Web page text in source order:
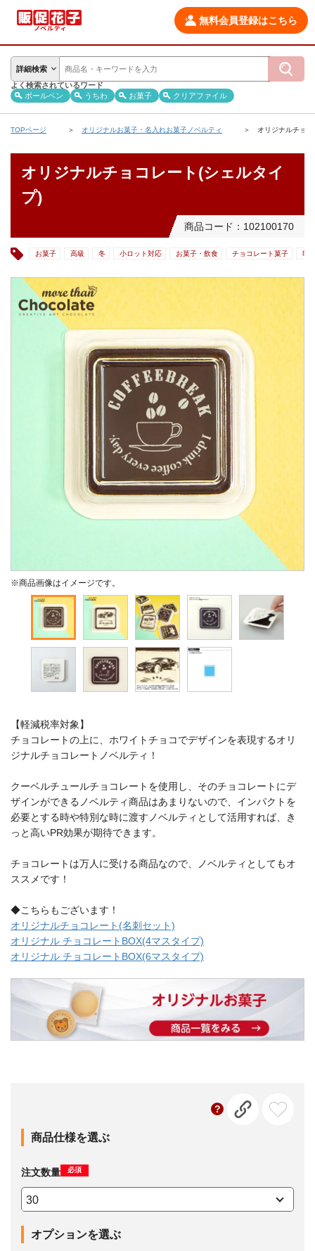
無料会員登録はこちら
詳細検索
よく検索されているワード
ボールペン
うちわ お菓子 クリアファイル
TOPページ オリジナルお菓子・名入れお菓子ノベルティ オリジナルチョ
オリジナルチョコレート(シェルタイ
プ)
商品コード：102100170
お菓子 高級 冬 小ロット対応 お菓子・飲食 チョコレート菓子 印
※商品画像はイメージです。
【軽減税率対象】
チョコレートの上に、ホワイトチョコでデザインを表現するオリ
ジナルチョコレートノベルティ！
クーベルチュールチョコレートを使用し、そのチョコレートにデ
ザインができるノベルティ商品はあまりないので、インパクトを
必要とする時や特別な時に渡すノベルティとして活用すれば、き
っと高いPR効果が期待できます。
チョコレートは万人に受ける商品なので、ノベルティとしてもオ
ススメです！
◆こちらもございます！
オリジナルチョコレート(名刺セット)
オリジナル チョコレートBOX(4マスタイプ)
オリジナル チョコレートBOX(6マスタイプ)
商品仕様を選ぶ
注文数量 必須
オプションを選ぶ